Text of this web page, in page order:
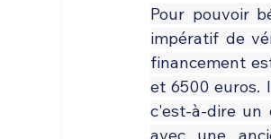
Pour pouvoir
impératif de
financement
et 6500 euros.
c'est-à-dire un